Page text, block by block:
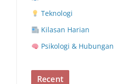
Teknologi
Kilasan Harian
Psikologi & Hubungan
Recent